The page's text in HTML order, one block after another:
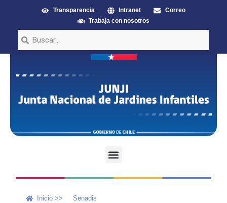
Transparencia Intranet
Correo
Trabaja con nosotros
Inicio >> Senadis